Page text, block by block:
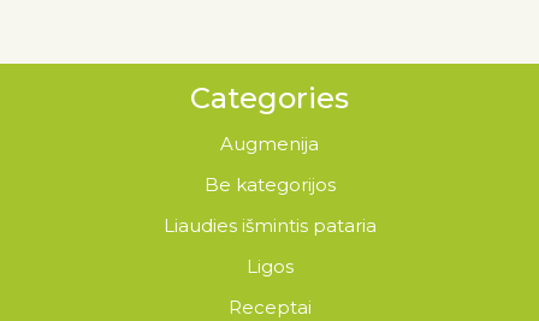
Categories
Augmenija
Be kategorijos
Liaudies išmintis pataria
Ligos
Receptai